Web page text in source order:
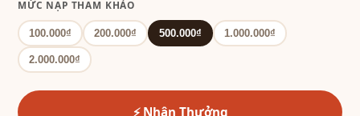
MỨC NẠP THAM KHẢO
100.000₫ 200.000₫ 500.000₫ 1.000.000₫
2.000.000₫
⚡ Nhận Thưởng